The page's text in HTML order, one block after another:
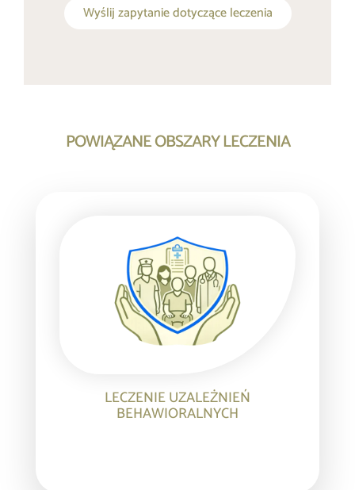
Wyślij zapytanie dotyczące leczenia
POWIĄZANE OBSZARY LECZENIA
LECZENIE UZALEŻNIEŃ
BEHAWIORALNYCH